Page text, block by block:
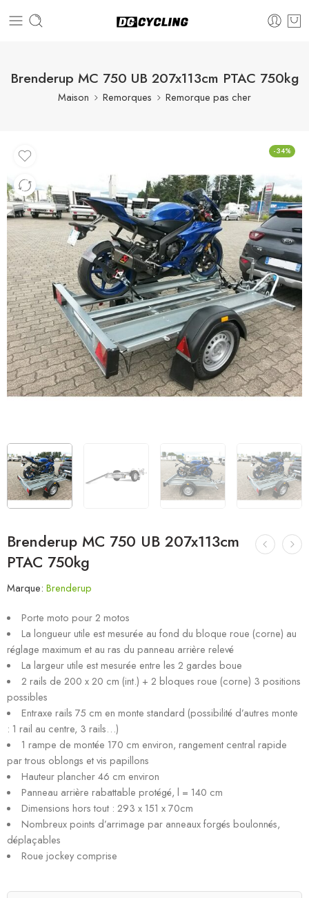
Brenderup MC 750 UB 207x113cm PTAC 750kg
Maison Remorques Remorque pas cher
-34%
Brenderup MC 750 UB 207x113cm
PTAC 750kg
Marque: Brenderup
Porte moto pour 2 motos
La longueur utile est mesurée au fond du bloque roue (corne) au
réglage maximum et au ras du panneau arrière relevé
La largeur utile est mesurée entre les 2 gardes boue
2 rails de 200 x 20 cm (int.) + 2 bloques roue (corne) 3 positions
possibles
Entraxe rails 75 cm en monte standard (possibilité d’autres monte
: 1 rail au centre, 3 rails…)
1 rampe de montée 170 cm environ, rangement central rapide
par trous oblongs et vis papillons
Hauteur plancher 46 cm environ
Panneau arrière rabattable protégé, l = 140 cm
Dimensions hors tout : 293 x 151 x 70cm
Nombreux points d’arrimage par anneaux forgés boulonnés,
déplaçables
Roue jockey comprise